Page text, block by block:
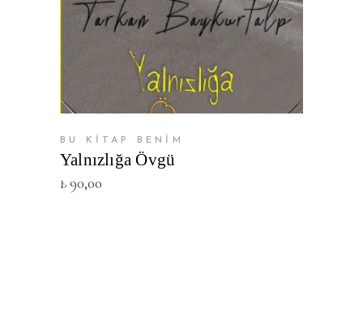
BU KİTAP BENİM
Yalnızlığa Övgü
₺90,00